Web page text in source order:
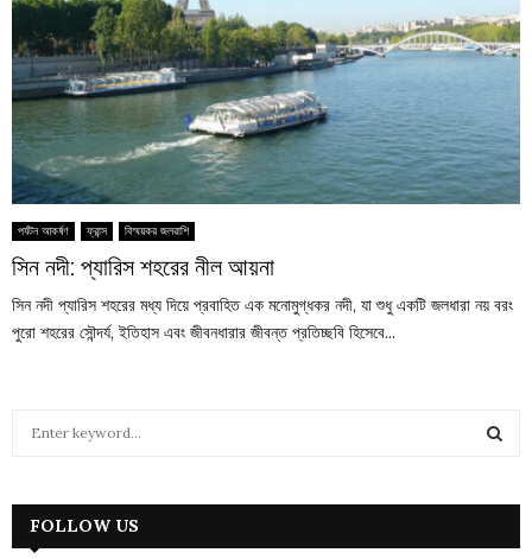
পর্যটন আকর্ষণ ফ্রান্স বিস্ময়কর জলরাশি
সিন নদী: প্যারিস শহরের নীল আয়না
সিন নদী প্যারিস শহরের মধ্য দিয়ে প্রবাহিত এক মনোমুগ্ধকর নদী, যা শুধু একটি জলধারা নয় বরং
পুরো শহরের সৌন্দর্য, ইতিহাস এবং জীবনধারার জীবন্ত প্রতিচ্ছবি হিসেবে...
h
FOLLOW US